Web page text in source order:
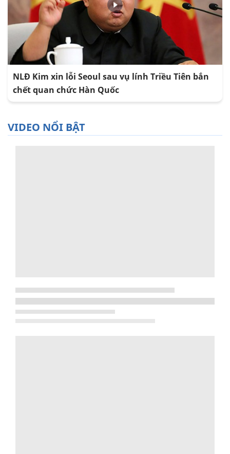
NLĐ Kim xin lỗi Seoul sau vụ lính Triều Tiên bắn
chết quan chức Hàn Quốc
VIDEO NỔI BẬT